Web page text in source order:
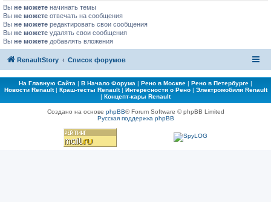
Вы не можете начинать темы
Вы не можете отвечать на сообщения
Вы не можете редактировать свои сообщения
Вы не можете удалять свои сообщения
Вы не можете добавлять вложения
RenaultStory Список форумов
На Главную Сайта | В Начало Форума | Рено в Москве | Рено в Петербурге |
Новости Renault| Краш-тесты Renault| Интересности о Рено| Электромобили Renault
| Концепт-кары Renault
Создано на основе phpBB® Forum Software © phpBB Limited
Русская поддержка phpBB